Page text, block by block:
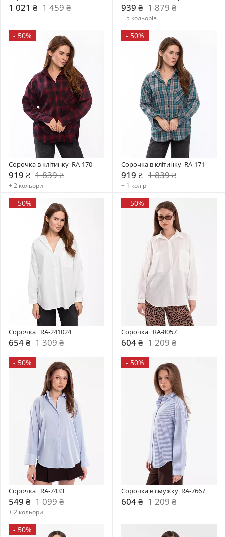
1 021 ₴ 1 459 ₴ 939 ₴ 1 879 ₴
+ 5 кольорів
- 50%
Сорочка в клітинку  RA-170
919 ₴ 1 839 ₴
+ 2 кольори
- 50%
Сорочка в клітинку  RA-171
919 ₴ 1 839 ₴
+ 1 колір
- 50%
Сорочка   RA-241024
654 ₴ 1 309 ₴
- 50%
Сорочка   RA-8057
604 ₴ 1 209 ₴
- 50%
Сорочка   RA-7433
549 ₴ 1 099 ₴
+ 2 кольори
- 50%
Сорочка в смужку  RA-7667
604 ₴ 1 209 ₴
- 50%